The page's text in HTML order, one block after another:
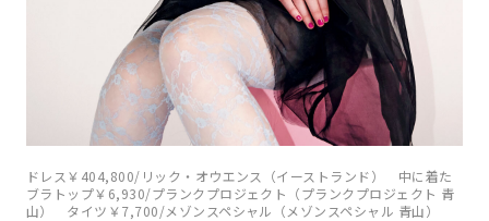
ドレス￥404,800/リック・オウエンス（イーストランド） 中に着た
ブラトップ￥6,930/プランクプロジェクト（プランクプロジェクト 青
山） タイツ￥7,700/メゾンスペシャル（メゾンスペシャル 青山）